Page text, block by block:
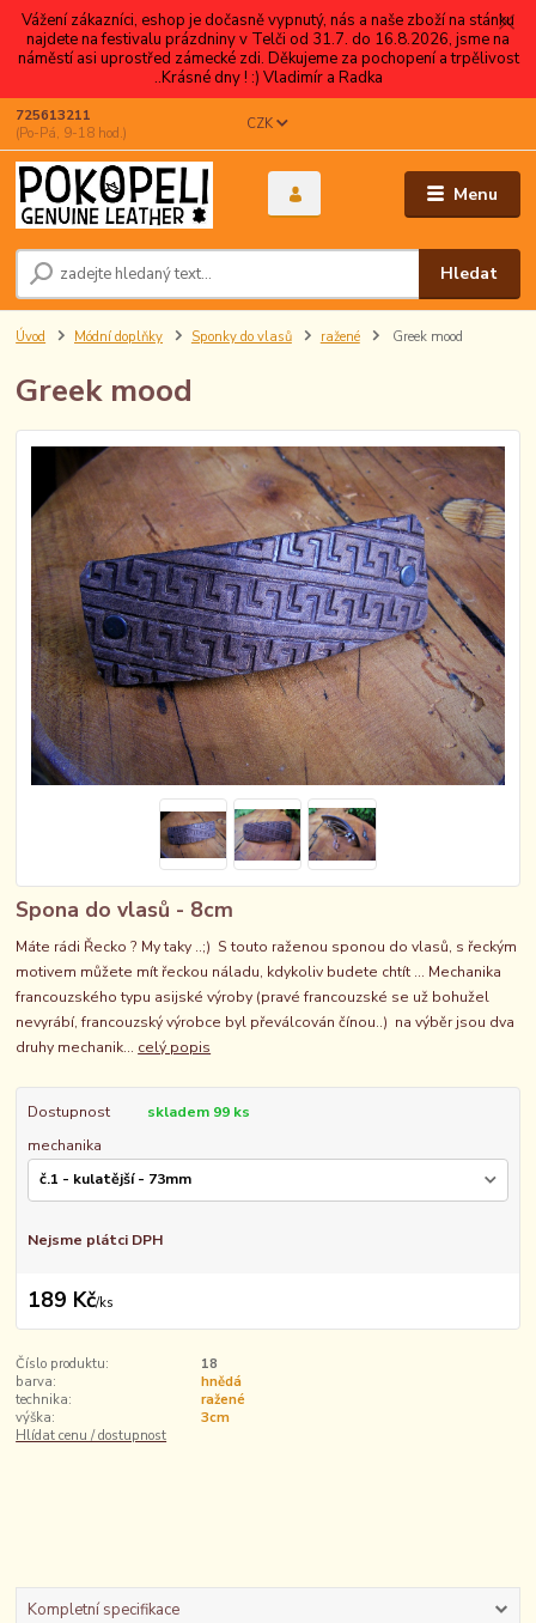
Vážení zákazníci, eshop je dočasně vypnutý, nás a naše zboží na stánku
najdete na festivalu prázdniny v Telči od 31.7. do 16.8.2026, jsme na
náměstí asi uprostřed zámecké zdi. Děkujeme za pochopení a trpělivost
..Krásné dny ! :) Vladimír a Radka
Menu
CZK
Hledat
725613211
(Po-Pá, 9-18 hod.)
Úvod Módní doplňky Sponky do vlasů ražené Greek mood
Greek mood
Spona do vlasů - 8cm
Máte rádi Řecko ? My taky ..;) S touto raženou sponou do vlasů, s řeckým
motivem můžete mít řeckou náladu, kdykoliv budete chtít ... Mechanika
francouzského typu asijské výroby (pravé francouzské se už bohužel
nevyrábí, francouzský výrobce byl převálcován čínou..) na výběr jsou dva
druhy mechanik... celý popis
Dostupnost
skladem 99 ks
mechanika
Nejsme plátci DPH
189 Kč/ks
Číslo produktu:
18
barva:
hnědá
technika:
ražené
výška:
3cm
Hlídat cenu / dostupnost
Kompletní specifikace